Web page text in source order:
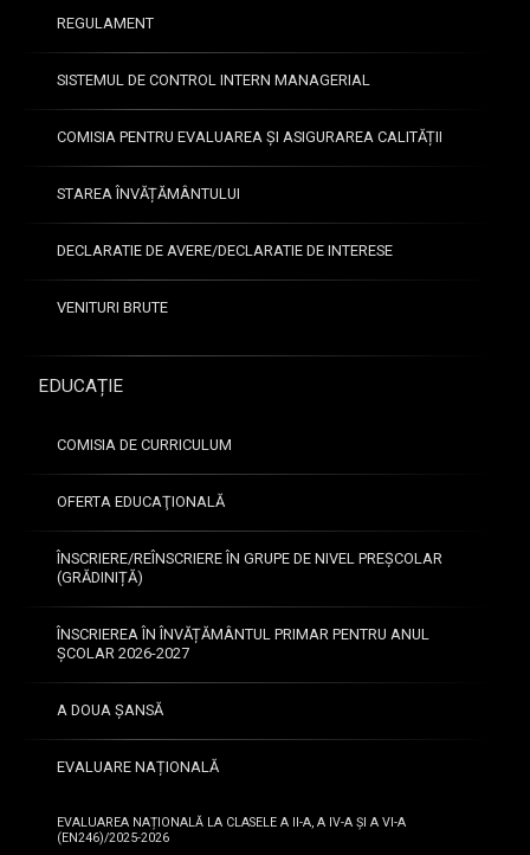
REGULAMENT
SISTEMUL DE CONTROL INTERN MANAGERIAL
COMISIA PENTRU EVALUAREA ȘI ASIGURAREA CALITĂȚII
STAREA ÎNVĂȚĂMÂNTULUI
DECLARATIE DE AVERE/DECLARATIE DE INTERESE
VENITURI BRUTE
EDUCAȚIE
COMISIA DE CURRICULUM
OFERTA EDUCAŢIONALĂ
ÎNSCRIERE/REÎNSCRIERE ÎN GRUPE DE NIVEL PREȘCOLAR
(GRĂDINIȚĂ)
ÎNSCRIEREA ÎN ÎNVĂȚĂMÂNTUL PRIMAR PENTRU ANUL
ȘCOLAR 2026-2027
A DOUA ȘANSĂ
EVALUARE NAȚIONALĂ
EVALUAREA NAȚIONALĂ LA CLASELE A II-A, A IV-A ȘI A VI-A
(EN246)/2025-2026